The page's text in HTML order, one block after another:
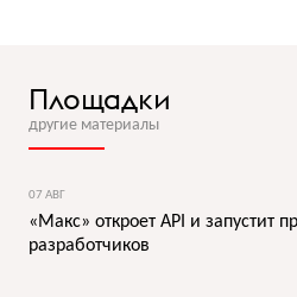
Площадки
другие материалы
07 АВГ
«Макс» откроет API и запустит
разработчиков